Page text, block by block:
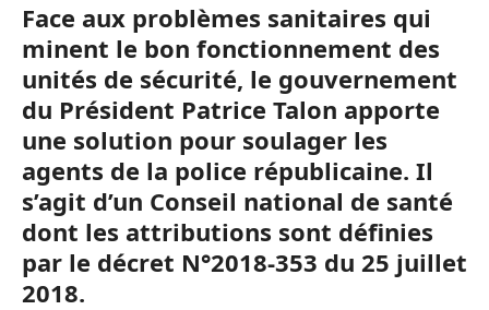
Face aux problèmes sanitaires qui
minent le bon fonctionnement des
unités de sécurité, le gouvernement
du Président Patrice Talon apporte
une solution pour soulager les
agents de la police républicaine. Il
s’agit d’un Conseil national de santé
dont les attributions sont définies
par le décret N°2018-353 du 25 juillet
2018.